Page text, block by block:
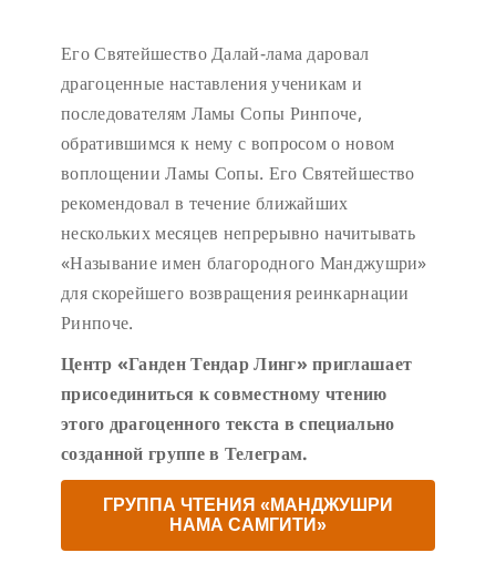
Его Святейшество Далай-лама даровал
драгоценные наставления ученикам и
последователям Ламы Сопы Ринпоче,
обратившимся к нему с вопросом о новом
воплощении Ламы Сопы. Его Святейшество
рекомендовал в течение ближайших
нескольких месяцев непрерывно начитывать
«Называние имен благородного Манджушри»
для скорейшего возвращения реинкарнации
Ринпоче.
Центр «Ганден Тендар Линг» приглашает
присоединиться к совместному чтению
этого драгоценного текста в специально
созданной группе в Телеграм.
ГРУППА ЧТЕНИЯ «МАНДЖУШРИ
НАМА САМГИТИ»